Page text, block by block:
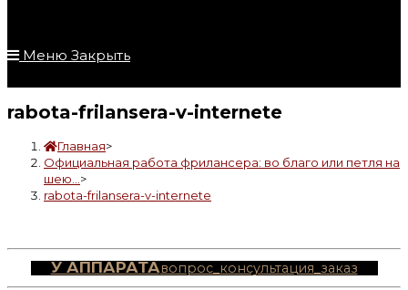
Меню Закрыть
rabota-frilansera-v-internete
Главная>
Официальная работа фрилансера: во благо или петля на
шею… >
rabota-frilansera-v-internete
У АППАРАТАвопрос_консультация_заказ